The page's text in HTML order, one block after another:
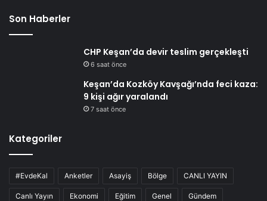
Son Haberler
CHP Keşan’da devir teslim gerçekleşti
6 saat önce
Keşan’da Kozköy Kavşağı’nda feci kaza:
9 kişi ağır yaralandı
7 saat önce
Kategoriler
#EvdeKal Anketler Asayiş Bölge CANLI YAYIN
Canlı Yayın Ekonomi Eğitim Genel Gündem